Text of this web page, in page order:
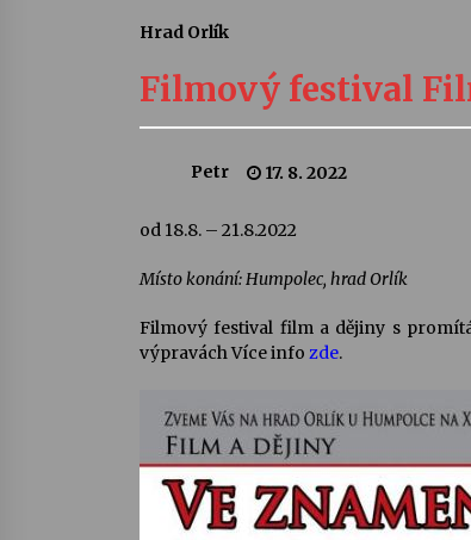
Camerata a Sukuba
4. 8. 2026
Pozvánka na integrační
Quijotova šedesátka: 28.
Letní koncerty ve
22. 7. 2026
13. 7. 2026
Hrad Orlík
Filmový festival
Petr 17. 8. 2022
od 18.8. – 21.8.2022
Místo konání: Humpolec, hrad Orlík
Filmový festival film a dějiny s
výpravách Více info zde.